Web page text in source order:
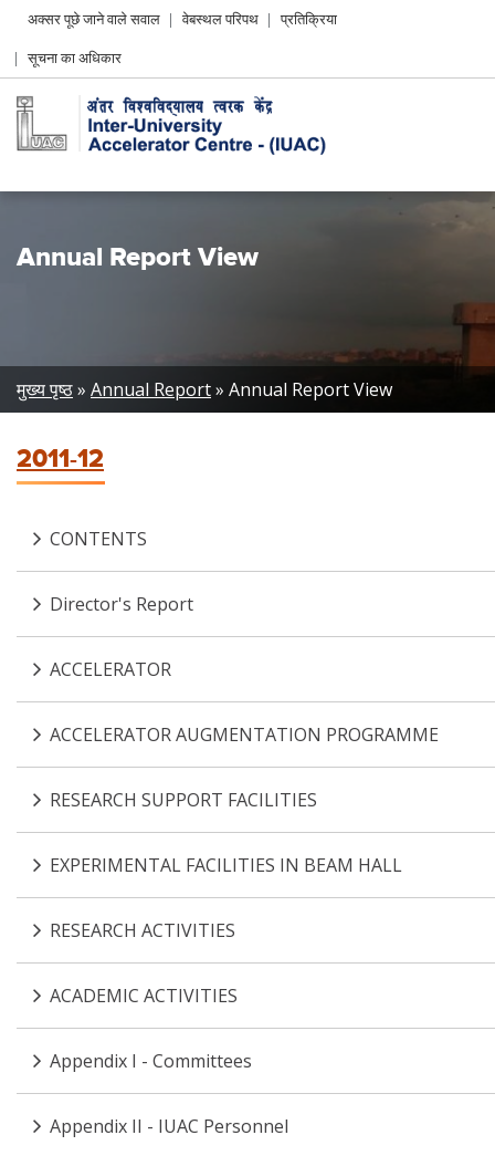
Header
menu
अक्सर पूछे जाने वाले सवाल वेबस्थल परिपथ
प्रतिक्रिया
सूचना का अधिकार
Annual Report View
Breadcrumb
मुख्य पृष्ठ Annual Report Annual Report View
2011-12
CONTENTS
Director's Report
ACCELERATOR
ACCELERATOR AUGMENTATION PROGRAMME
RESEARCH SUPPORT FACILITIES
EXPERIMENTAL FACILITIES IN BEAM HALL
RESEARCH ACTIVITIES
ACADEMIC ACTIVITIES
Appendix I - Committees
Appendix II - IUAC Personnel